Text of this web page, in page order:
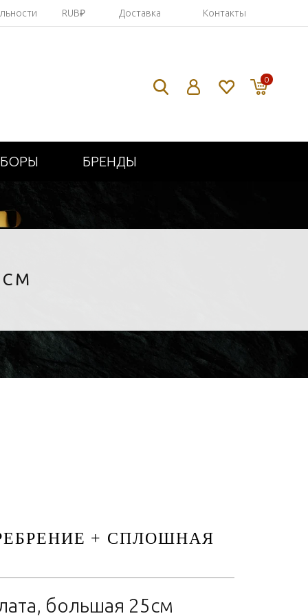
RUB₽ Доставка Контакты
0
БРЕНДЫ
+ СПЛОШНАЯ
большая 25см